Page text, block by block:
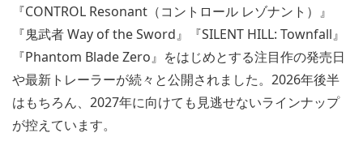
『CONTROL Resonant（コントロール レゾナント）』
『鬼武者 Way of the Sword』『SILENT HILL: Townfall』
『Phantom Blade Zero』をはじめとする注目作の発売日
や最新トレーラーが続々と公開されました。2026年後半
はもちろん、2027年に向けても見逃せないラインナップ
が控えています。